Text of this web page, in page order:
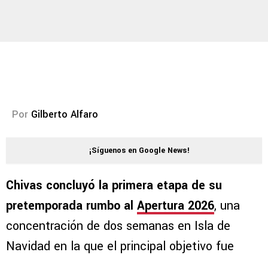
Por Gilberto Alfaro
¡Síguenos en Google News!
Chivas concluyó la primera etapa de su
pretemporada rumbo al Apertura 2026, una
concentración de dos semanas en Isla de
Navidad en la que el principal objetivo fue